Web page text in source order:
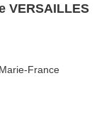
VERSAILLES